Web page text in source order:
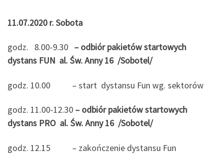
11.07.2020 r. Sobota
godz. 8.00-9.30 – odbiór pakietów startowych
dystans FUN al. Św. Anny 16 /Sobotel/
godz. 10.00 – start dystansu Fun wg. sektorów
godz. 11.00-12.30 – odbiór pakietów startowych
dystans PRO al. Św. Anny 16 /Sobotel/
godz. 12.15 – zakończenie dystansu Fun